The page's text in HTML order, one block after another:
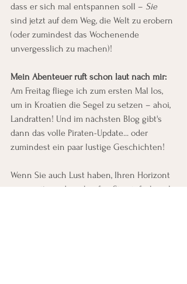
dass er sich mal entspannen soll – Sie
sind jetzt auf dem Weg, die Welt zu erobern
(oder zumindest das Wochenende
unvergesslich zu machen)!
Mein Abenteuer ruft schon laut nach mir:
Am Freitag fliege ich zum ersten Mal los,
um in Kroatien die Segel zu setzen – ahoi,
Landratten! Und im nächsten Blog gibt's
dann das volle Piraten-Update... oder
zumindest ein paar lustige Geschichten!
Wenn Sie auch Lust haben, Ihren Horizont
zu erweitern, dann hüpfen Sie einfach mal